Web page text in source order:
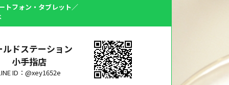
トフォン・タブレット／
ルドステーション
小手指店
ID：@xey1652e